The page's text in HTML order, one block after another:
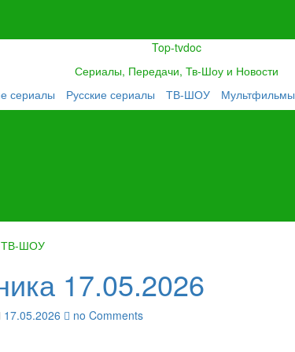
Top-tvdoc
Сериалы, Передачи, Тв-Шоу и Новости
сериалы Русские сериалы ТВ-ШОУ Мультфильмы
ТВ-ШОУ
17.05.2026
17.05.2026 no Comments